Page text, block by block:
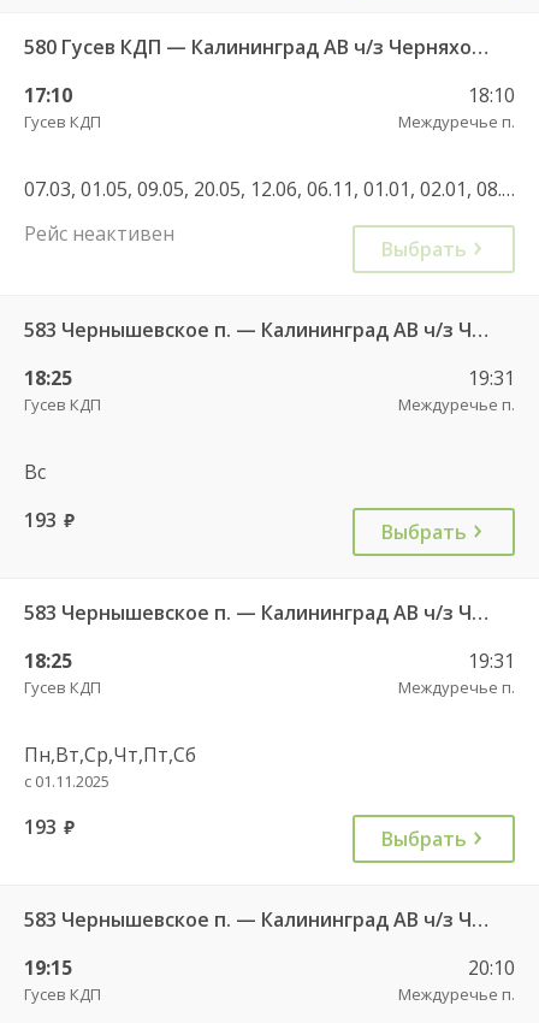
580 Гусев КДП — Калининград АВ ч/з Черняховск АС
17:10
Гусев КДП
18:10
Междуречье п.
07.03, 01.05, 09.05, 20.05, 12.06, 06.11, 01.01, 02.01, 08.01, 22.02, 07.03, 27.04, 01.05, 08.05, 02.11, 04.11, 28.12, 01.01, 02.01, 30.04, 07.05, 11.06, 01.11, 04.11, 01.01
Рейс неактивен
Выбрать
583 Чернышевское п. — Калининград АВ ч/з Черняховск АС
18:25
Гусев КДП
19:31
Междуречье п.
Вс
193 руб. Выбрать
583 Чернышевское п. — Калининград АВ ч/з Черняховск АС
18:25
Гусев КДП
19:31
Междуречье п.
Пн,Вт,Ср,Чт,Пт,Сб
с 01.11.2025
193 руб. Выбрать
583 Чернышевское п. — Калининград АВ ч/з Черняховск АС
19:15
Гусев КДП
20:10
Междуречье п.